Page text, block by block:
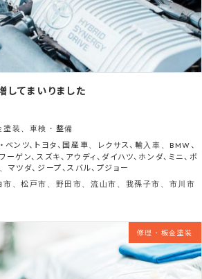
てまいりました
塗装 、 車検・整備
ベンツ、 トヨタ、国産車 レクサス、 輸入車 BMW、
ーゲン、 スズキ、 アウディ、 ダイハツ、 ホンダ、 ミニ、 ボ
マツダ、 ジープ、 スバル、 プジョー
市 、松戸市 、 野田市、流山市 、 我孫子市 、 市川市
修理・板金塗装